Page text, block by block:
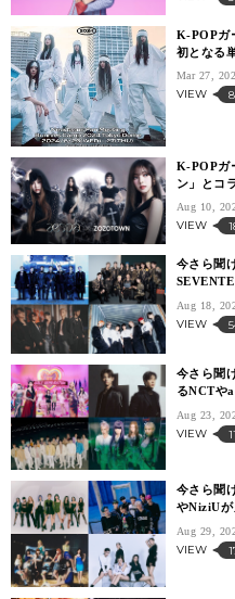
K-POPガ
初となる
Mar 27,
VIEW 8
K-POPガ
ン」とコ
Aug 10,
VIEW
今さら聞
Aug 18,
VIEW
今さら聞
るNCTや
Aug 23,
VIEW
今さら聞
やNiziUが
Aug 29,
VIEW